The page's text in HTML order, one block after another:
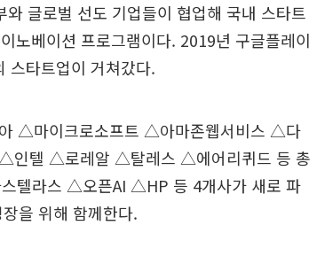
글로벌 선도 기업들이 협업해 국내 스타트
노베이션 프로그램이다. 2019년 구글플레이
스타트업이 거쳐갔다.
△마이크로소프트 △아마존웹서비스 △다
텔 △로레알 △탈레스 △에어리퀴드 등 총
텔라스 △오픈AI △HP 등 4개사가 새로 파
을 위해 함께한다.